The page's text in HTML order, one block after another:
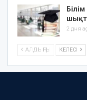
2 дня
АЛДЫҢҒЫ КЕЛЕСІ